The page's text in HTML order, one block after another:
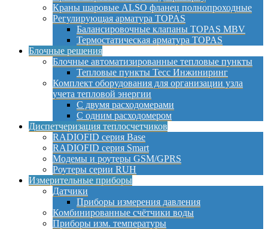
Краны шаровые ALSO фланец полнопроходные
Регулирующая арматура TOPAS
Балансировочные клапаны TOPAS MBV
Термостатическая арматура TOPAS
Блочные решения
Блочные автоматизированные тепловые пункты
Тепловые пункты Тесс Инжиниринг
Комплект оборудования для организации узла
учета тепловой энергии
С двумя расходомерами
С одним расходомером
Диспетчеризация теплосчетчиков
RADIOFID серия Base
RADIOFID серия Smart
Модемы и роутеры GSM/GPRS
Роутеры серии RUH
Измерительные приборы
Датчики
Приборы измерения давления
Комбинированные счётчики воды
Приборы изм. температуры